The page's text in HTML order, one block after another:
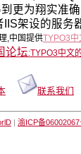
更为翔实准
IIS架设的服务
,中国提供TYPO3中
论坛:TYPO3中文
联系我们
| 渝ICP备06002067